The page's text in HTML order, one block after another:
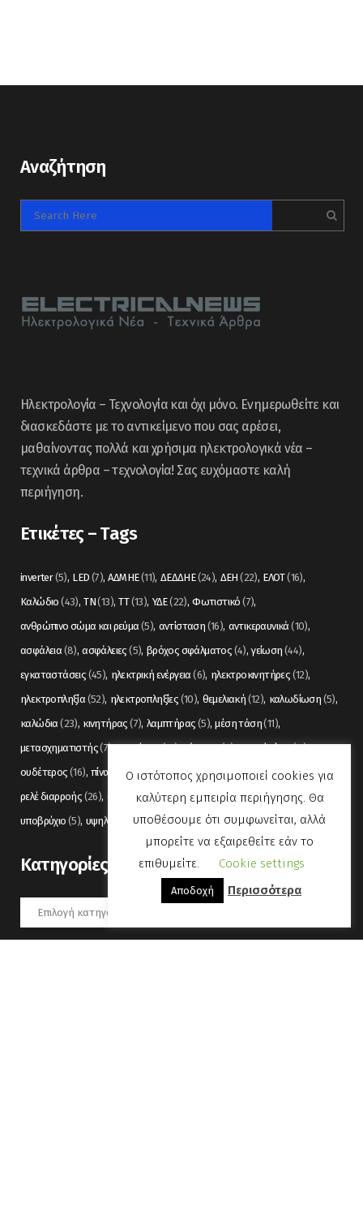
Αναζήτηση
Ηλεκτρολογία – Τεχνολογία και όχι μόνο. Ενημερωθείτε και
διασκεδάστε με το αντικείμενο που σας αρέσει,
μαθαίνοντας πολλά και χρήσιμα ηλεκτρολογικά νέα –
τεχνικά άρθρα – τεχνολογία! Σας ευχόμαστε καλή
περιήγηση.
Ετικέτες – Tags
inverter(5) LED (7) ΑΔΜΗΕ(11) ΔΕΔΔΗΕ(24) ΔΕΗ (22) ΕΛΟΤ(16)
Καλώδιο (43) ΤΝ(13) ΤΤ(13) ΥΔΕ(22) Φωτιστικό (7)
ανθρώπινο σώμα και ρεύμα (5) αντίσταση (16) αντικεραυνικά (10)
ασφάλεια (8) ασφάλειες (5) βρόχος σφάλματος (4) γείωση (44)
εγκαταστάσεις (45) ηλεκτρική ενέργεια (6) ηλεκτροκινητήρες (12)
ηλεκτροπληξία (52) ηλεκτροπληξίες (10) θεμελιακή (12) καλωδίωση (5)
καλώδια (23) κινητήρας (7) λαμπτήρας (5) μέση τάση(11)
μετασχηματιστής(7) μετρήσεις(12) μόνωση(6) οπτικές ίνες(11)
ουδέτερος (16) πίνακας (17) πίνακες(7) πυρανίχνευση (6) ρελέ(36)
ρελέ διαρροής (26) συναγερμός(5) σωληνώσεις(5) τάση(13)
υποβρύχιο (5) υψηλή τάση(8) φωτισμός (6)
Kατηγορίες
Kατηγορίες
Ο ιστότοπος χρησιμοποιεί cookies για
καλύτερη εμπειρία περιήγησης. Θα
υποθέσουμε ότι συμφωνείται, αλλά
μπορείτε να εξαιρεθείτε εάν το
επιθυμείτε.
Cookie settings
Αποδοχή Περισσότερα